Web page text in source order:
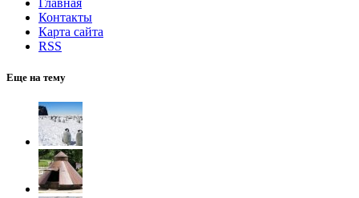
Контакты
Карта сайта
RSS
Еще на тему